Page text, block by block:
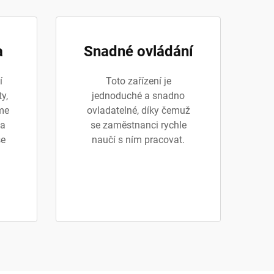
Snadné ovládání
Toto zařízení je
jednoduché a snadno
ovladatelné, díky čemuž
se zaměstnanci rychle
naučí s ním pracovat.